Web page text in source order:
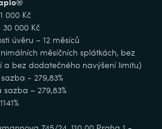
000 Kč
000 Kč
úvěru – 12 měsíců
měsíčních splátkách, bez
bez dodatečného navýšení limitu)
- 279,83%
– 279,83%